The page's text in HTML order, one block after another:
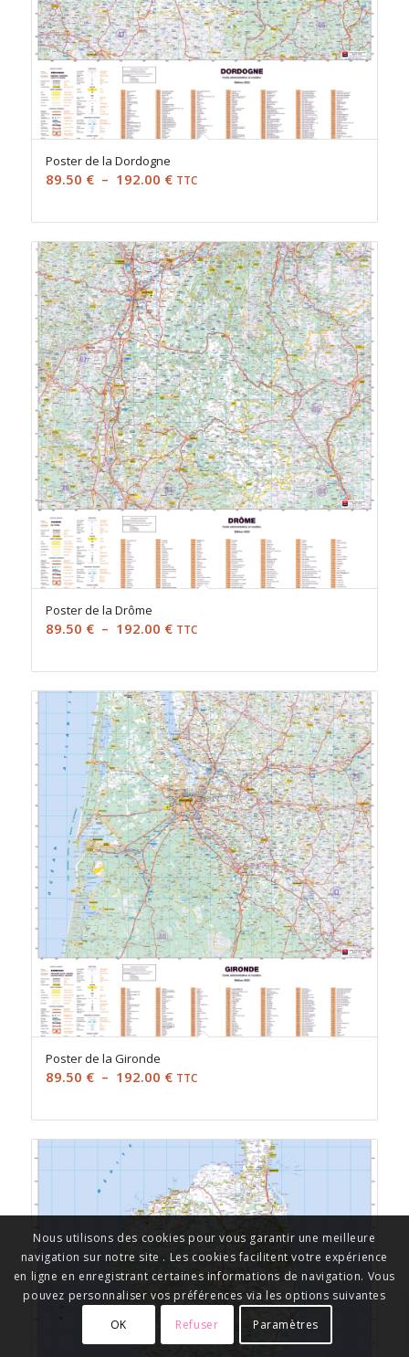
Poster de la Dordogne
89.50 € – 192.00 €Plage
prix :
89.50 €
à
192.00 €
TTC
Poster de la Drôme
89.50 € – 192.00 €Plage
prix :
89.50 €
à
192.00 €
TTC
Poster de la Gironde
89.50 € – 192.00 €Plage
prix :
89.50 €
192.00 €
TTC
Nous utilisons des cookies pour vous garantir une meilleure
navigation sur notre site . Les cookies facilitent votre expérience
en ligne en enregistrant certaines informations de navigation. Vous
pouvez personnaliser vos préférences via les options suivantes
OK
Refuser Paramètres